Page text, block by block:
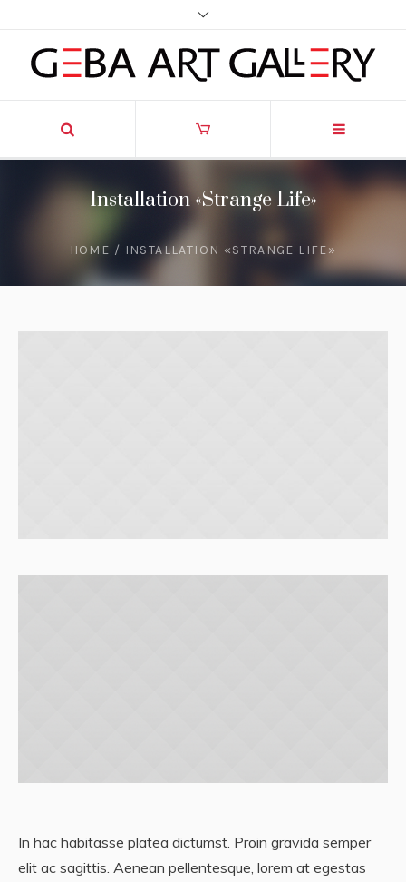
Installation «Strange Life»
HOME / INSTALLATION «STRANGE LIFE»
In hac habitasse platea dictumst. Proin gravida semper
elit ac sagittis. Aenean pellentesque, lorem at egestas